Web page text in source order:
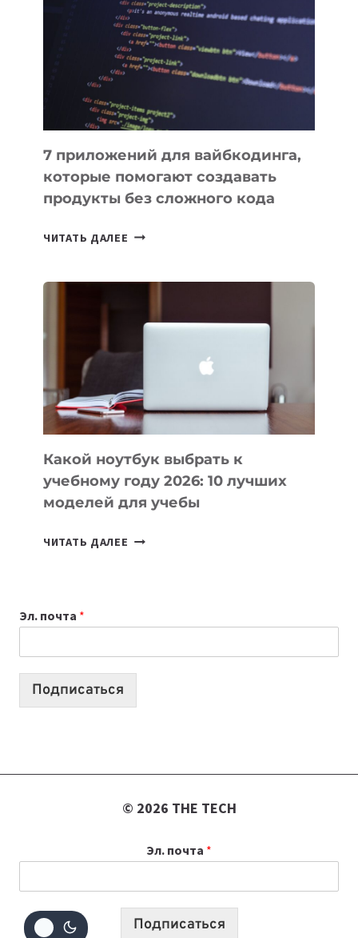
ИНСТРУМЕНТОВ
ДЛЯ
РАБОТЫ
7 приложений для вайбкодинга,
которые помогают создавать
продукты без сложного кода
ЧИТАТЬ ДАЛЕЕ 7
ПОМОГАЮТ
СОЗДАВАТЬ
БЕЗ
СЛОЖНОГО
КОДА
Какой ноутбук выбрать к
учебному году 2026: 10 лучших
моделей для учебы
ЧИТАТЬ ДАЛЕЕ КАКОЙ
2026:
10
Эл. почта *
Подписаться
© 2026 THE TECH
Эл. почта *
Подписаться